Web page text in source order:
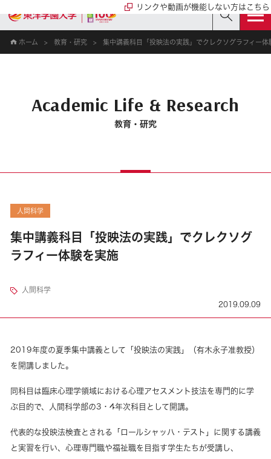
ホーム 教育・研究 集中講義科目「投映法の実践」でクレクソグラフィー体
Academic Life & Research
教育・研究
リンクや動画が機能しない方はこちら
人間科学
集中講義科目「投映法の実践」でクレクソグ
ラフィー体験を実施
人間科学
2019.09.09
2019年度の夏季集中講義として「投映法の実践」（有木永子准教授）
を開講しました。
同科目は臨床心理学領域における心理アセスメント技法を専門的に学
ぶ目的で、人間科学部の3・4年次科目として開講。
代表的な投映法検査とされる「ロールシャッハ・テスト」に関する講義
と実習を行い、心理専門職や福祉職を目指す学生たちが受講し、